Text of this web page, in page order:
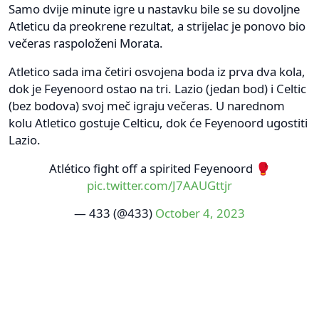
Samo dvije minute igre u nastavku bile se su dovoljne
Atleticu da preokrene rezultat, a strijelac je ponovo bio
večeras raspoloženi Morata.
Atletico sada ima četiri osvojena boda iz prva dva kola,
dok je Feyenoord ostao na tri. Lazio (jedan bod) i Celtic
(bez bodova) svoj meč igraju večeras. U narednom
kolu Atletico gostuje Celticu, dok će Feyenoord ugostiti
Lazio.
Atlético fight off a spirited Feyenoord 🥊
pic.twitter.com/J7AAUGttjr
— 433 (@433) October 4, 2023